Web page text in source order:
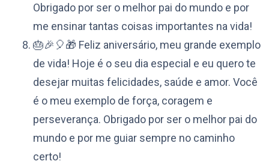
Obrigado por ser o melhor pai do mundo e por
me ensinar tantas coisas importantes na vida!
🎂🎉🎈🎁 Feliz aniversário, meu grande exemplo
de vida! Hoje é o seu dia especial e eu quero te
desejar muitas felicidades, saúde e amor. Você
é o meu exemplo de força, coragem e
perseverança. Obrigado por ser o melhor pai do
mundo e por me guiar sempre no caminho
certo!